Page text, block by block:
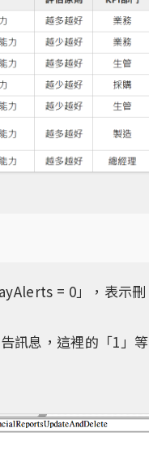
= 0」，表示刪
訊息，這裡的「1」等